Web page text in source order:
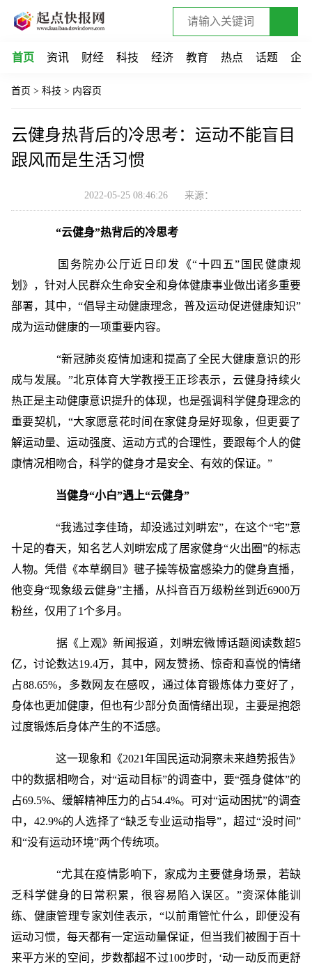
首页 资讯 财经 科技 经济 教育 热点 话题 企业
首页 > 科技 > 内容页
云健身热背后的冷思考：运动不能盲目
跟风而是生活习惯
2022-05-25 08:46:26 来源：
“云健身”热背后的冷思考
国务院办公厅近日印发《“十四五”国民健康规
划》，针对人民群众生命安全和身体健康事业做出诸多重要
部署，其中，“倡导主动健康理念，普及运动促进健康知识”
成为运动健康的一项重要内容。
“新冠肺炎疫情加速和提高了全民大健康意识的形
成与发展。”北京体育大学教授王正珍表示，云健身持续火
热正是主动健康意识提升的体现，也是强调科学健身理念的
重要契机，“大家愿意花时间在家健身是好现象，但更要了
解运动量、运动强度、运动方式的合理性，要跟每个人的健
康情况相吻合，科学的健身才是安全、有效的保证。”
当健身“小白”遇上“云健身”
“我逃过李佳琦，却没逃过刘畊宏”，在这个“宅”意
十足的春天，知名艺人刘畊宏成了居家健身“火出圈”的标志
人物。凭借《本草纲目》毽子操等极富感染力的健身直播，
他变身“现象级云健身”主播，从抖音百万级粉丝到近6900万
粉丝，仅用了1个多月。
据《上观》新闻报道，刘畊宏微博话题阅读数超5
亿，讨论数达19.4万，其中，网友赞扬、惊奇和喜悦的情绪
占88.65%，多数网友在感叹，通过体育锻炼体力变好了，
身体也更加健康，但也有少部分负面情绪出现，主要是抱怨
过度锻炼后身体产生的不适感。
这一现象和《2021年国民运动洞察未来趋势报告》
中的数据相吻合，对“运动目标”的调查中，要“强身健体”的
占69.5%、缓解精神压力的占54.4%。可对“运动困扰”的调查
中，42.9%的人选择了“缺乏专业运动指导”，超过“没时间”
和“没有运动环境”两个传统项。
“尤其在疫情影响下，家成为主要健身场景，若缺
乏科学健身的日常积累，很容易陷入误区。”资深体能训
练、健康管理专家刘佳表示，“以前甭管忙什么，即便没有
运动习惯，每天都有一定运动量保证，但当我们被囿于百十
来平方米的空间，步数都超不过100步时，‘动一动反而更舒